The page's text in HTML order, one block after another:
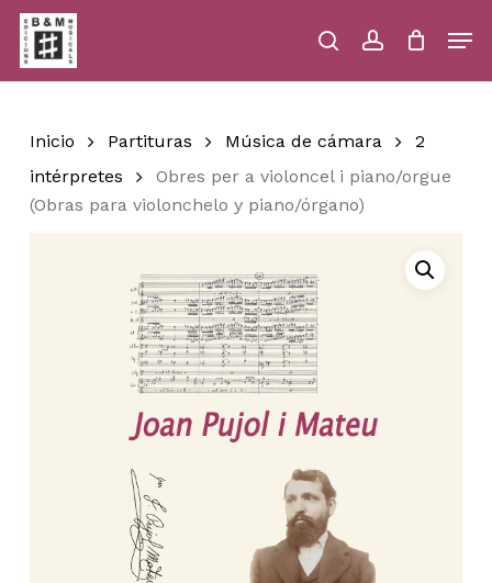
Skip
main
content
searchaccount
Close
Inicio Partituras Música de cámara
2
intérpretes
Obres per a violoncel i piano/orgue
(Obras para violonchelo y piano/órgano)
Menu